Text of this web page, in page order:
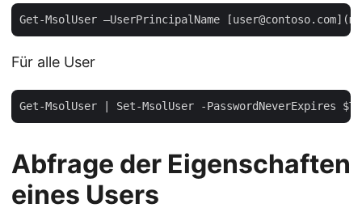
Für alle User
Abfrage der Eigenschaften
eines Users